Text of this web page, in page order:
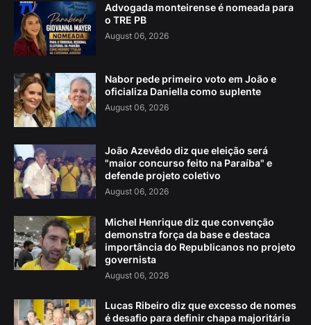
Advogada monteirense é nomeada para
o TRE PB
August 06, 2026
Nabor pede primeiro voto em João e
oficializa Daniella como suplente
August 06, 2026
João Azevêdo diz que eleição será
"maior concurso feito na Paraíba" e
defende projeto coletivo
August 06, 2026
Michel Henrique diz que convenção
demonstra força da base e destaca
importância do Republicanos no projeto
governista
August 06, 2026
Lucas Ribeiro diz que excesso de nomes
é desafio para definir chapa majoritária